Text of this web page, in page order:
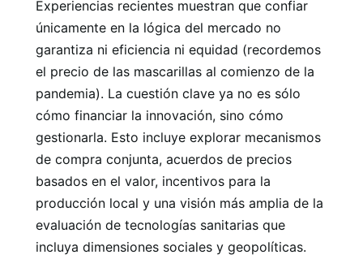
Experiencias recientes muestran que confiar
únicamente en la lógica del mercado no
garantiza ni eficiencia ni equidad (recordemos
el precio de las mascarillas al comienzo de la
pandemia). La cuestión clave ya no es sólo
cómo financiar la innovación, sino cómo
gestionarla. Esto incluye explorar mecanismos
de compra conjunta, acuerdos de precios
basados ​​en el valor, incentivos para la
producción local y una visión más amplia de la
evaluación de tecnologías sanitarias que
incluya dimensiones sociales y geopolíticas.